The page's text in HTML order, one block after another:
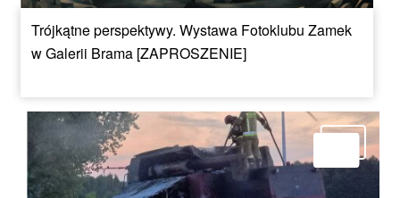
Trójkątne perspektywy. Wystawa Fotoklubu Zamek
w Galerii Brama [ZAPROSZENIE]